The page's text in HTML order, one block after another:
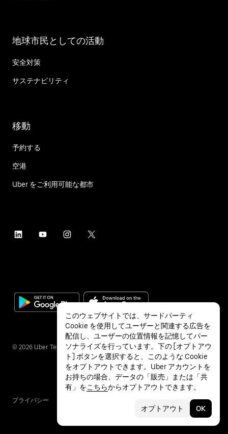
地球市民としての活動
安全対策
サステナビリティ
移動
予約する
空港
Uber をご利用可能な都市
© 2026 Uber Technologies Inc.
プライバシー
このウェブサイトでは、サードパーティ
Cookie を使用してユーザーと関連する広告を
配信し、ユーザーの位置情報を記憶してパー
ソナライズを行っています。下の [オプトアウ
ト] ボタンを選択すると、このような Cookie
をオプトアウトできます。Uber アカウントを
お持ちの場合、データの「販売」または「共
有」をこちらからオプトアウトできます。
オプトアウト OK